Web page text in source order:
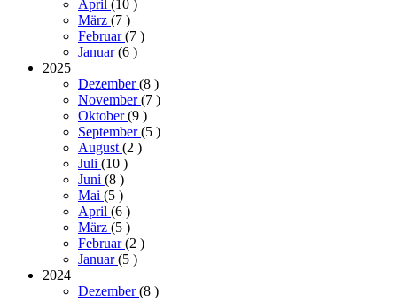
April (10 )
März (7 )
Februar(7 )
Januar(6 )
2025
Dezember(8 )
November(7 )
Oktober(9 )
September(5 )
August(2 )
Juli (10 )
Juni (8 )
Mai (5 )
April (6 )
März (5 )
Februar(2 )
Januar(5 )
2024
Dezember(8 )